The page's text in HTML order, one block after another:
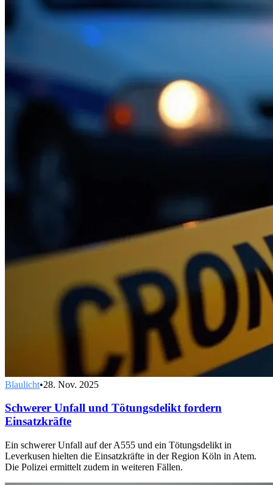
Blaulicht•28. Nov. 2025
Schwerer Unfall und Tötungsdelikt fordern
Einsatzkräfte
Ein schwerer Unfall auf der A555 und ein Tötungsdelikt in
Leverkusen hielten die Einsatzkräfte in der Region Köln in Atem.
Die Polizei ermittelt zudem in weiteren Fällen.